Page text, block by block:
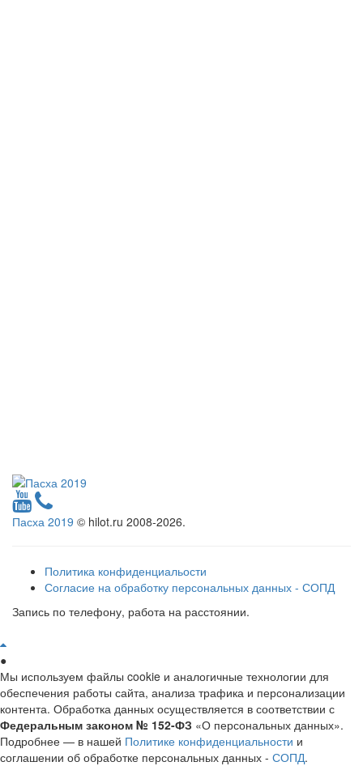
Пасха 2019 © hilot.ru 2008-2026.
Политика конфиденциальости
Согласие на обработку персональных данных - СОПД
Запись по телефону, работа на расстоянии.
●
Мы используем файлы cookie и аналогичные технологии для
обеспечения работы сайта, анализа трафика и персонализации
контента. Обработка данных осуществляется в соответствии с
Федеральным законом № 152-ФЗ «О персональных данных».
Подробнее — в нашей Политике конфиденциальности и
соглашении об обработке персональных данных - СОПД.